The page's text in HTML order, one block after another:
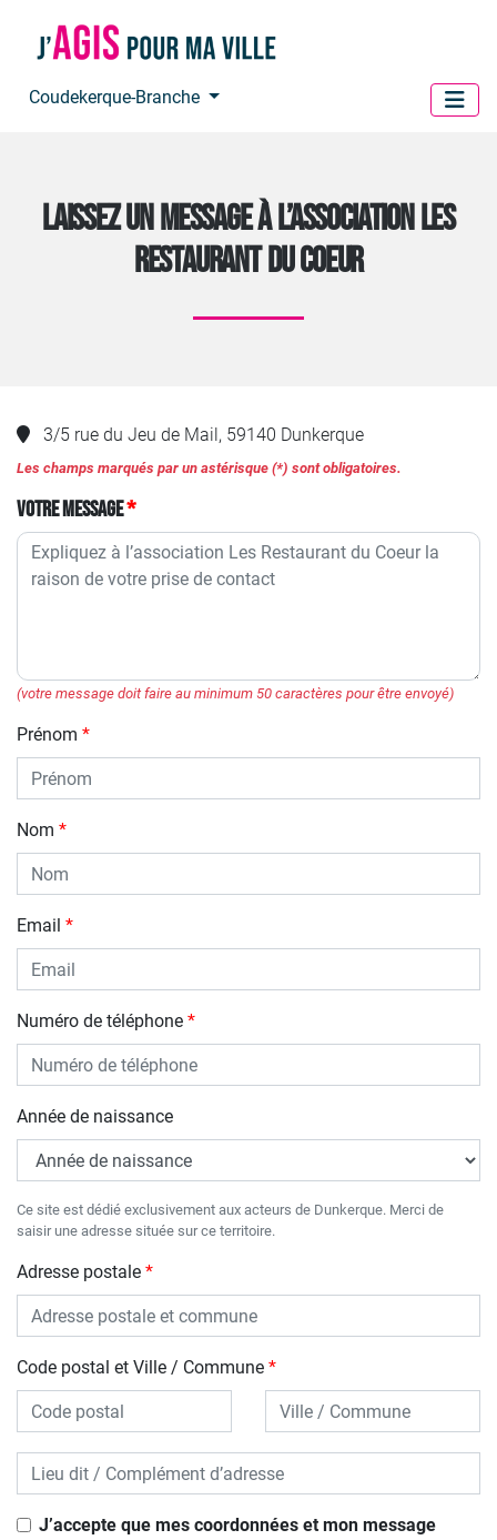
Coudekerque-Branche
LAISSEZ UN MESSAGE À L’ASSOCIATION LES
RESTAURANT DU COEUR
3/5 rue du Jeu de Mail, 59140 Dunkerque
Les champs marqués par un astérisque (*) sont obligatoires.
Votre message
(votre message doit faire au minimum 50 caractères pour être envoyé)
Prénom
Nom
Email
Numéro de téléphone
Année de naissance
Ce site est dédié exclusivement aux acteurs de Dunkerque. Merci de
saisir une adresse située sur ce territoire.
Adresse postale
Code postal et Ville / Commune
J’accepte que mes coordonnées et mon message